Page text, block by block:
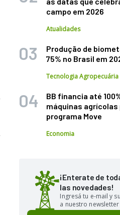
campo em 2026
Atualidades
Produção de
75% no Brasil em
Tecnologia Agropecuária
BB financia até
máquinas agrícolas
programa Move
Economia
¡Enterate de
las novedades!
Ingresá tu e-mail y
a nuestro newsletter